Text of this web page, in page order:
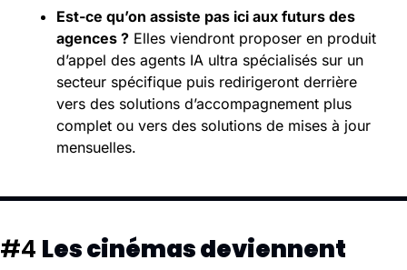
Est-ce qu’on assiste pas ici aux futurs des
agences ? Elles viendront proposer en produit
d’appel des agents IA ultra spécialisés sur un
secteur spécifique puis redirigeront derrière
vers des solutions d’accompagnement plus
complet ou vers des solutions de mises à jour
mensuelles.
#4 Les cinémas deviennent